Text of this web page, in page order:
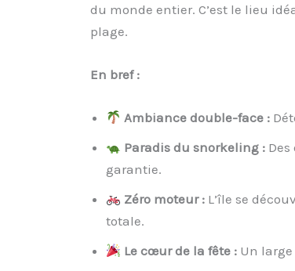
du monde entier. C’est le lieu
plage.
En bref :
Ambiance double-face :
Paradis du snorkeling :Des
garantie.
Zéro moteur :L’île se
totale.
Le cœur de la fête :Un large